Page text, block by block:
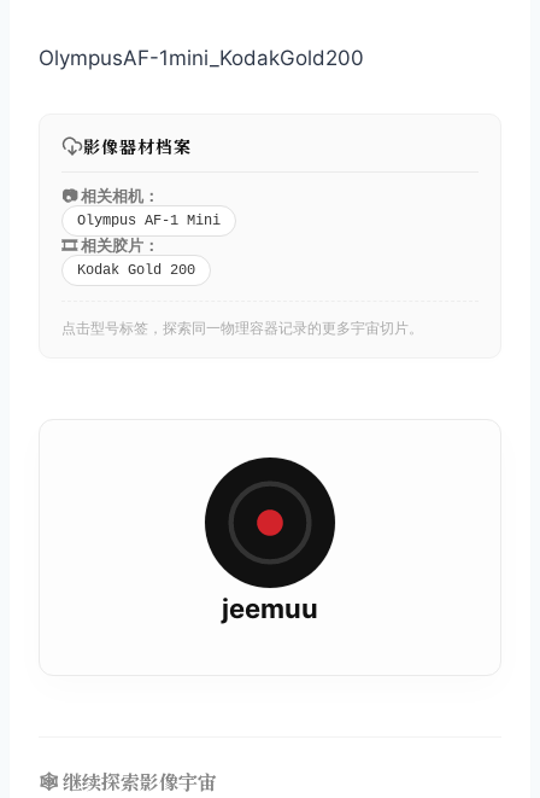
OlympusAF-1mini_KodakGold200
影像器材档案
📷 相关相机：
Olympus AF-1 Mini
🎞️ 相关胶片：
Kodak Gold 200
点击型号标签，探索同一物理容器记录的更多宇宙切片。
jeemuu
🕸️ 继续探索影像宇宙